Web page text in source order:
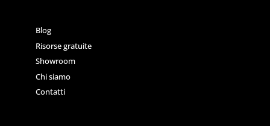
Blog
Risorse gratuite
Showroom
Chi siamo
Contatti